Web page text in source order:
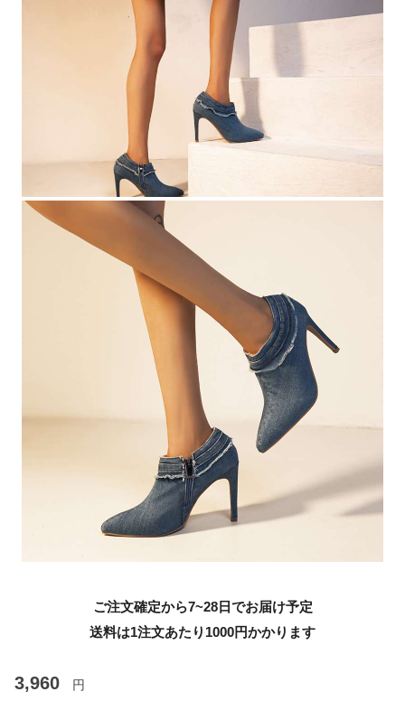
ご注文確定から7~28日でお届け予定
送料は1注文あたり 1000円かかります
3,960 円